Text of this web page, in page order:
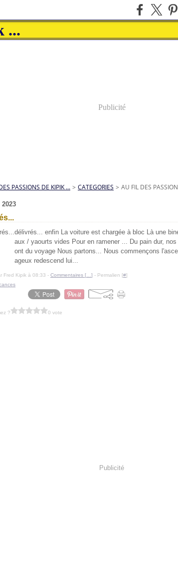
Publicité
PASSIONS DE KIPIK ... > CATEGORIES > AU FIL DES
délivrés... enfin La voiture est chargée à bloc Là une
aux / yaourts vides Pour en ramener ... Du pain dur,
ont du voyage Nous partons... Nous commençons
ageux redescend lui...
Fred Kipik à 08:33 - Commentaires [ ] - Permalien [#]
? 0 vote
Publicité